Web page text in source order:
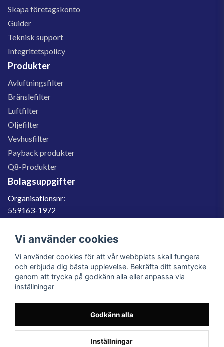
Skapa företagskonto
Guider
Teknisk support
Integritetspolicy
Produkter
Avluftningsfilter
Bränslefilter
Luftfilter
Oljefilter
Vevhusfilter
Payback produkter
Q8-Produkter
Bolagsuppgifter
Organisationsnr:
559163-1972
SE559163197201
060-566 800
info@filter.se
559163-1972
© 2023 Filter.se, All rights reserved.
Vi använder cookies
Vi använder cookies för att vår webbplats skall fungera
och erbjuda dig bästa upplevelse. Bekräfta ditt samtycke
genom att trycka på godkänn alla eller anpassa via
inställningar
Godkänn alla
Inställningar